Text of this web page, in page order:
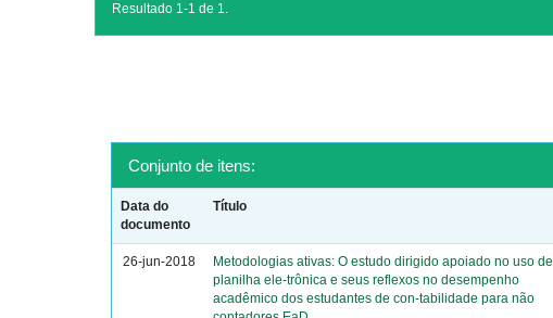
Resultado 1-1 de 1.
Conjunto de itens:
Data do
documento
Título
26-jun-2018
Metodologias ativas: O estudo dirigido apoiado no uso de
planilha ele-trônica e seus reflexos no desempenho
acadêmico dos estudantes de con-tabilidade para não